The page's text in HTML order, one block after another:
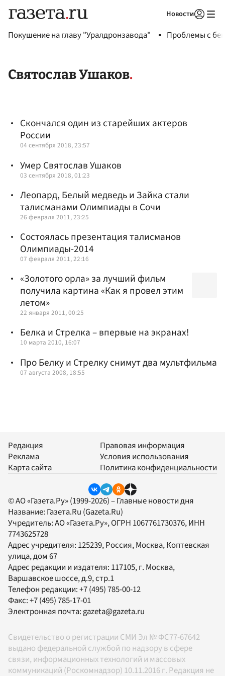
Новости
Покушение на главу "Уралдронзавода" Проблемы с
Святослав Ушаков
Скончался один из старейших актеров
России
04 сентября 2018, 23:57
Умер Святослав Ушаков
03 сентября 2018, 01:23
Леопард, Белый медведь и Зайка стали
талисманами Олимпиады в Сочи
26 февраля 2011, 23:25
Состоялась презентация талисманов
Олимпиады-2014
07 февраля 2011, 22:16
«Золотого орла» за лучший фильм
получила картина «Как я провел этим
летом»
22 января 2011, 00:25
Белка и Стрелка – впервые на экранах!
10 марта 2010, 16:07
Про Белку и Стрелку снимут два мультфильма
07 августа 2008, 18:55
Редакция
Реклама
Карта сайта
Правовая информация
Условия использования
Политика конфиденциальности
© АО «Газета.Ру» (1999-2026) – Главные новости дня
Название: Газета.Ru (Gazeta.Ru)
Учредитель:АО «Газета.Ру», ОГРН 1067761730376, ИНН
7743625728
Адрес учредителя: 125239, Россия, Москва, Коптевская
улица, дом 67
Адрес редакции и издателя: 117105, г. Москва,
Варшавское шоссе, д.9, стр.1
Телефон редакции:+7 (495) 785-00-12
Факс:+7 (495) 785-17-01
Электронная почта:gazeta@gazeta.ru
Свидетельство о регистрации СМИ Эл № ФС77-67642
выдано федеральной службой по надзору в сфере
связи, информационных технологий и массовых
коммуникаций (Роскомнадзор) 10.11.2016 г. Редакция не